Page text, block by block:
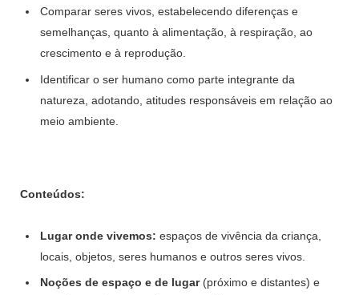
Comparar seres vivos, estabelecendo diferenças e
semelhanças, quanto à alimentação, à respiração, ao
crescimento e à reprodução.
Identificar o ser humano como parte integrante da
natureza, adotando, atitudes responsáveis em relação ao
meio ambiente.
Conteúdos:
Lugar onde vivemos: espaços de vivência da criança,
locais, objetos, seres humanos e outros seres vivos.
Noções de espaço e de lugar(próximo e distantes) e